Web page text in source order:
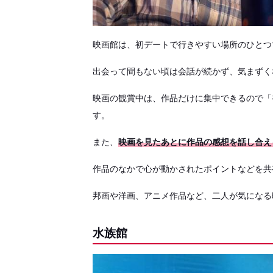
映画館は、初デートで行きやすい場所のひと
出会って間もない頃は会話が続かず、気まず
映画の観賞中は、作品だけに集中できるので
す。
また、 映画を見たあとに作品の感想を話し合
作品のなかで心が動かされたポイントなどを
邦画や洋画、アニメ作品など、二人が気にな
水族館